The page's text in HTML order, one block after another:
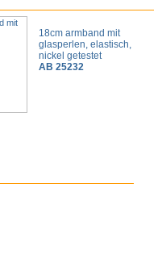
18cm armband mit
glasperlen, elastisch,
nickel getestet
AB 25232